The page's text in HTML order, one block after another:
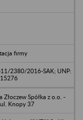
firmy
2380/2016-SAK; UNP:
Złoczew Spółka z o.o. -
Knopy 37